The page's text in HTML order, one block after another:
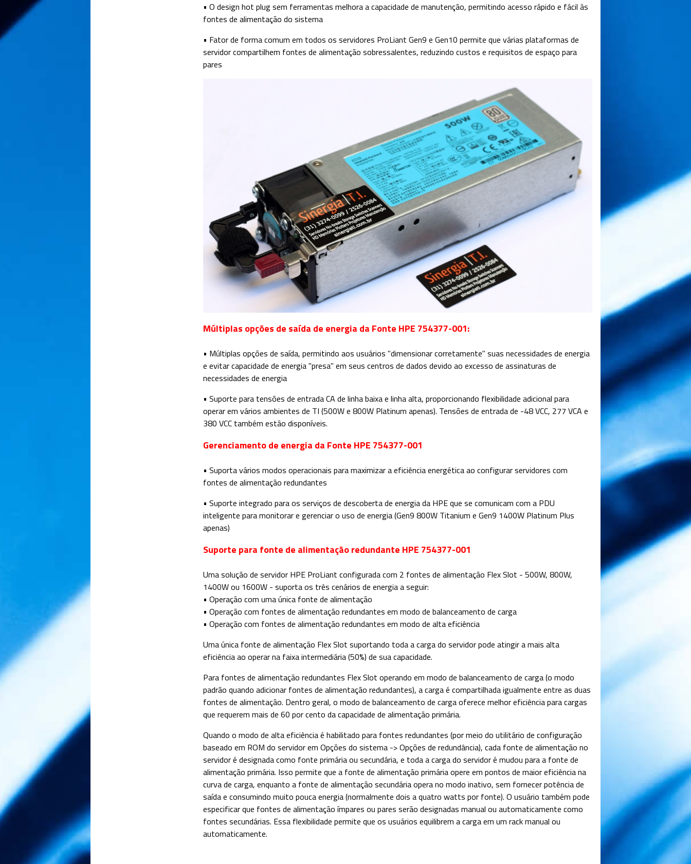
• O design hot plug sem ferramentas melhora a capacidade de manutenção, permitindo acesso rápido e fácil às
fontes de alimentação do sistema
• Fator de forma comum em todos os servidores ProLiant Gen9 e Gen10 permite que várias plataformas de
servidor compartilhem fontes de alimentação sobressalentes, reduzindo custos e requisitos de espaço para
pares
Múltiplas opções de saída de energia da Fonte HPE 754377-001:
• Múltiplas opções de saída, permitindo aos usuários "dimensionar corretamente" suas necessidades de energia
e evitar capacidade de energia "presa" em seus centros de dados devido ao excesso de assinaturas de
necessidades de energia
• Suporte para tensões de entrada CA de linha baixa e linha alta, proporcionando flexibilidade adicional para
operar em vários ambientes de TI (500W e 800W Platinum apenas). Tensões de entrada de -48 VCC, 277 VCA e
380 VCC também estão disponíveis.
Gerenciamento de energia da Fonte HPE 754377-001
• Suporta vários modos operacionais para maximizar a eficiência energética ao configurar servidores com
fontes de alimentação redundantes
• Suporte integrado para os serviços de descoberta de energia da HPE que se comunicam com a PDU
inteligente para monitorar e gerenciar o uso de energia (Gen9 800W Titanium e Gen9 1400W Platinum Plus
apenas)
Suporte para fonte de alimentação redundante HPE 754377-001
Uma solução de servidor HPE ProLiant configurada com 2 fontes de alimentação Flex Slot - 500W, 800W,
1400W ou 1600W - suporta os três cenários de energia a seguir:
• Operação com uma única fonte de alimentação
• Operação com fontes de alimentação redundantes em modo de balanceamento de carga
• Operação com fontes de alimentação redundantes em modo de alta eficiência
Uma única fonte de alimentação Flex Slot suportando toda a carga do servidor pode atingir a mais alta
eficiência ao operar na faixa intermediária (50%) de sua capacidade.
Para fontes de alimentação redundantes Flex Slot operando em modo de balanceamento de carga (o modo
padrão quando adicionar fontes de alimentação redundantes), a carga é compartilhada igualmente entre as duas
fontes de alimentação. Dentro geral, o modo de balanceamento de carga oferece melhor eficiência para cargas
que requerem mais de 60 por cento da capacidade de alimentação primária.
Quando o modo de alta eficiência é habilitado para fontes redundantes (por meio do utilitário de configuração
baseado em ROM do servidor em Opções do sistema -> Opções de redundância), cada fonte de alimentação no
servidor é designada como fonte primária ou secundária, e toda a carga do servidor é mudou para a fonte de
alimentação primária. Isso permite que a fonte de alimentação primária opere em pontos de maior eficiência na
curva de carga, enquanto a fonte de alimentação secundária opera no modo inativo, sem fornecer potência de
saída e consumindo muito pouca energia (normalmente dois a quatro watts por fonte). O usuário também pode
especificar que fontes de alimentação ímpares ou pares serão designadas manual ou automaticamente como
fontes secundárias. Essa flexibilidade permite que os usuários equilibrem a carga em um rack manual ou
automaticamente.